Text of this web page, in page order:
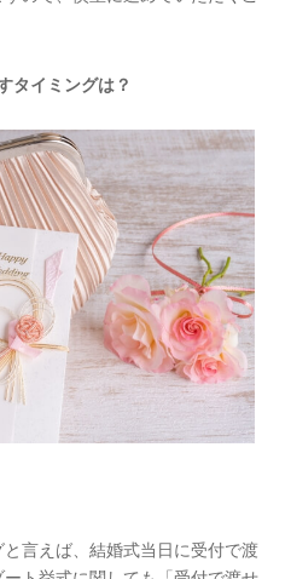
タイミングは？
言えば、結婚式当日に受付で渡